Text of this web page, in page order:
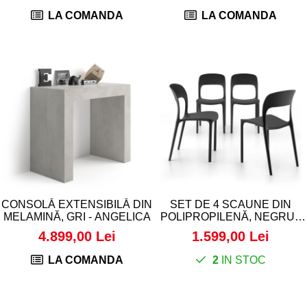
LA COMANDA LA COMANDA
CONSOLĂ EXTENSIBILĂ DIN
MELAMINĂ, GRI - ANGELICA
4.899,00 Lei
LA COMANDA
SET DE 4 SCAUNE DIN
POLIPROPILENĂ, NEGRU -
AMANDA
1.599,00 Lei
2IN STOC